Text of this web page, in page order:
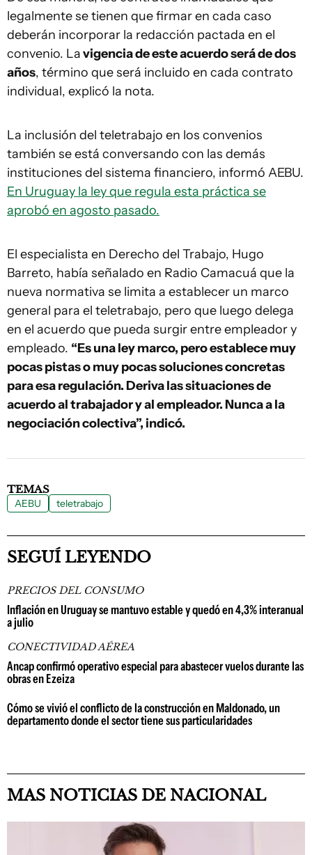
legalmente se tienen que firmar en cada caso
deberán incorporar la redacción pactada en el
convenio. Lavigencia de este acuerdo será de dos
años, término que será incluido en cada contrato
individual, explicó la nota.
La inclusión del teletrabajo en los convenios
también se está conversando con las demás
instituciones del sistema financiero, informó AEBU.
En Uruguay la ley que regula esta práctica se
aprobó en agosto pasado.
El especialista en Derecho del Trabajo, Hugo
Barreto, había señalado en Radio Camacuá que la
nueva normativa se limita a establecer un marco
general para el teletrabajo, pero que luego delega
en el acuerdo que pueda surgir entre empleador y
empleado. “Es una ley marco, pero establece muy
pocas pistas o muy pocas soluciones concretas
para esa regulación. Deriva las situaciones de
acuerdo al trabajador y al empleador. Nunca a la
negociación colectiva”, indicó.
TEMAS
AEBU teletrabajo
SEGUÍ LEYENDO
PRECIOS DEL CONSUMO
Inflación en Uruguay se mantuvo estable y quedó en 4,3% interanual
a julio
CONECTIVIDAD AÉREA
Ancap confirmó operativo especial para abastecer vuelos durante las
obras en Ezeiza
Cómo se vivió el conflicto de la construcción en Maldonado, un
departamento donde el sector tiene sus particularidades
MAS NOTICIAS DE NACIONAL